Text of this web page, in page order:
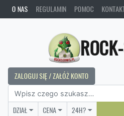
O NAS REGULAMIN POMOC
ZALOGUJ SIĘ / ZAŁÓŻ KONTO
DZIAŁ CENA 24H?